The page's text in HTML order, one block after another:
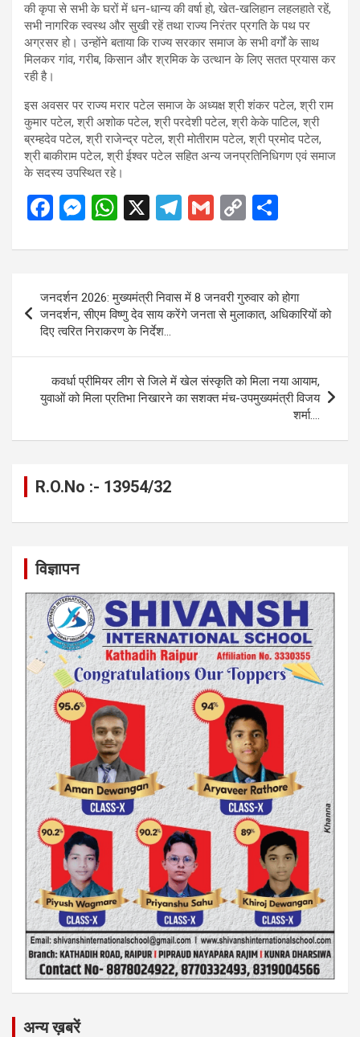
की कृपा से सभी के घरों में धन-धान्य की वर्षा हो, खेत-खलिहान लहलहाते रहें,
सभी नागरिक स्वस्थ और सुखी रहें तथा राज्य निरंतर प्रगति के पथ पर
अग्रसर हो। उन्होंने बताया कि राज्य सरकार समाज के सभी वर्गों के साथ
मिलकर गांव, गरीब, किसान और श्रमिक के उत्थान के लिए सतत प्रयास कर
रही है।
इस अवसर पर राज्य मरार पटेल समाज के अध्यक्ष श्री शंकर पटेल, श्री राम
कुमार पटेल, श्री अशोक पटेल, श्री परदेशी पटेल, श्री केके पाटिल, श्री
ब्रम्हदेव पटेल, श्री राजेन्द्र पटेल, श्री मोतीराम पटेल, श्री प्रमोद पटेल,
श्री बाकीराम पटेल, श्री ईश्वर पटेल सहित अन्य जनप्रतिनिधिगण एवं समाज
के सदस्य उपस्थित रहे।
F
ce
o
o
k
M
se
n
g
er
W
at
A
p
p
X
T
e
gr
a
G
ail
C
py
n
ar
e
navigation
जनदर्शन 2026: मुख्यमंत्री निवास में 8 जनवरी गुरुवार को होगा
जनदर्शन, सीएम विष्णु देव साय करेंगे जनता से मुलाकात, अधिकारियों को
दिए त्वरित निराकरण के निर्देश…
कवर्धा प्रीमियर लीग से जिले में खेल संस्कृति को मिला नया आयाम,
युवाओं को मिला प्रतिभा निखारने का सशक्त मंच-उपमुख्यमंत्री विजय
शर्मा….
R.O.No :- 13954/32
विज्ञापन
अन्य ख़बरें